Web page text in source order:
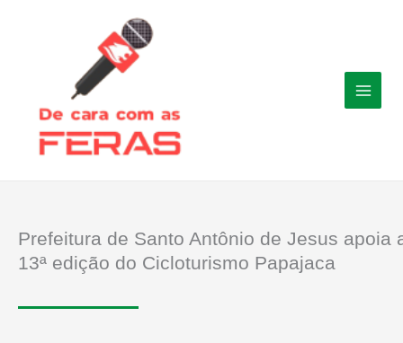
Prefeitura de Santo Antônio de Jesus apoia
13ª edição do Cicloturismo Papajaca